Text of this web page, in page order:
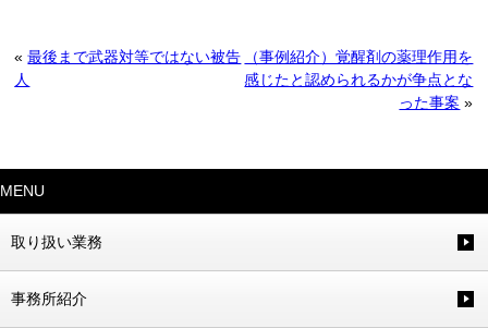
«最後まで武器対等ではない被告
人
（事例紹介）覚醒剤の薬理作用を
感じたと認められるかが争点とな
った事案 »
MENU
取り扱い業務
事務所紹介